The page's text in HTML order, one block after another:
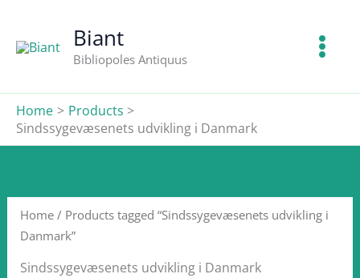
content
Biant
Bibliopoles Antiquus
Home
Products
Sindssygevæsenets udvikling i Danmark
Home/ Products tagged “Sindssygevæsenets udvikling i
Danmark”
Sindssygevæsenets udvikling i Danmark